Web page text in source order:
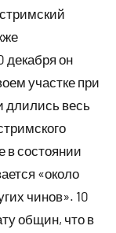
декабря он
участке при
длились весь
в состоянии
«около
чинов». 10
общин, что в